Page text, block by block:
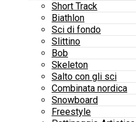
Short Track
Biathlon
Sci di fondo
Slittino
Bob
Skeleton
Salto con gli sci
Combinata nordica
Snowboard
Freestyle